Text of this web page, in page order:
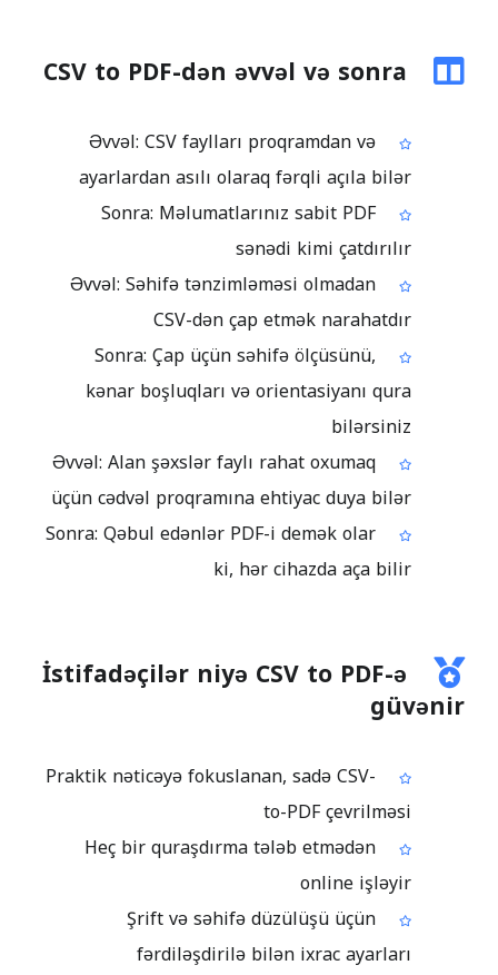
CSV to PDF-dən əvvəl və sonra
Əvvəl: CSV faylları proqramdan və
ayarlardan asılı olaraq fərqli açıla bilər
Sonra: Məlumatlarınız sabit PDF
sənədi kimi çatdırılır
Əvvəl: Səhifə tənzimləməsi olmadan
CSV-dən çap etmək narahatdır
Sonra: Çap üçün səhifə ölçüsünü,
kənar boşluqları və orientasiyanı qura
bilərsiniz
Əvvəl: Alan şəxslər faylı rahat oxumaq
üçün cədvəl proqramına ehtiyac duya bilər
Sonra: Qəbul edənlər PDF-i demək olar
ki, hər cihazda aça bilir
İstifadəçilər niyə CSV to PDF-ə
güvənir
Praktik nəticəyə fokuslanan, sadə CSV-
to-PDF çevrilməsi
Heç bir quraşdırma tələb etmədən
online işləyir
Şrift və səhifə düzülüşü üçün
fərdiləşdirilə bilən ixrac ayarları